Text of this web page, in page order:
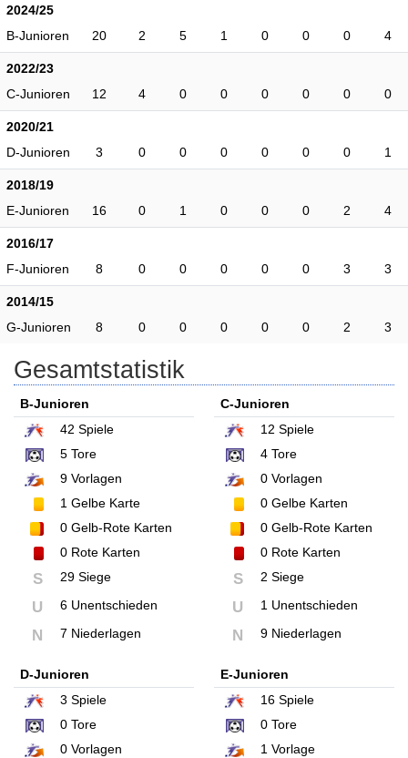
2024/25
B-Junioren
20 2 5 1 0 0 0 4
2022/23
C-Junioren
12 4 0 0 0 0 0 0
2020/21
D-Junioren
3 0 0 0 0 0 0 1
2018/19
E-Junioren
16 0 1 0 0 0 2 4
2016/17
F-Junioren
8 0 0 0 0 0 3 3
2014/15
G-Junioren
8 0 0 0 0 0 2 3
Gesamtstatistik
B-Junioren
42 Spiele
5 Tore
9 Vorlagen
1 Gelbe Karte
0 Gelb-Rote Karten
0 Rote Karten
S 29 Siege
U 6 Unentschieden
N 7 Niederlagen
C-Junioren
12 Spiele
4Tore
0Vorlagen
0Gelbe Karten
0Gelb-Rote Karten
0Rote Karten
S 2 Siege
U 1 Unentschieden
N 9 Niederlagen
D-Junioren
3 Spiele
0 Tore
0 Vorlagen
E-Junioren
16Spiele
0Tore
1Vorlage